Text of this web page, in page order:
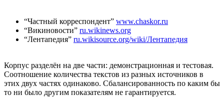
“Частный корреспондент” www.chaskor.ru
“Викиновости” ru.wikinews.org
“Лентапедия” ru.wikisource.org/wiki/Лентапедия
Корпус разделён на две части: демонстрационная и тестовая.
Соотношение количества текстов из разных источников в
этих двух частях одинаково. Сбалансированность по каким бы
то ни было другим показателям не гарантируется.